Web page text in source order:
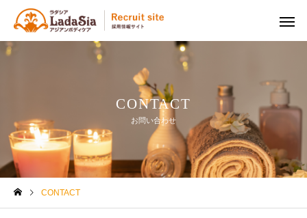
CONTACT
お問い合わせ
CONTACT